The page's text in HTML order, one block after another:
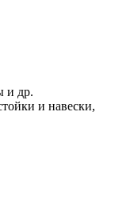
и др.
и навески,